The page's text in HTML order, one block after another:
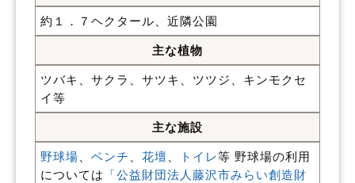
約１．７ヘクタール、近隣公園
主な植物
ツバキ、サクラ、サツキ、ツツジ、キンモクセ
イ等
主な施設
野球場
ベンチ 花壇 トイレ等 野球場の利用
については 「公益財団法人藤沢市みらい創造財